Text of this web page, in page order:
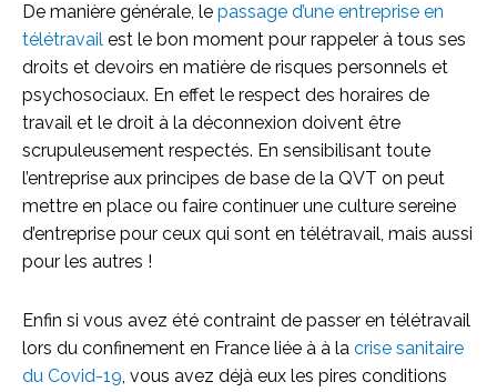
De manière générale, le passage d’une entreprise en
télétravail est le bon moment pour rappeler à tous ses
droits et devoirs en matière de risques personnels et
psychosociaux. En effet le respect des horaires de
travail et le droit à la déconnexion doivent être
scrupuleusement respectés. En sensibilisant toute
l’entreprise aux principes de base de la QVT on peut
mettre en place ou faire continuer une culture sereine
d’entreprise pour ceux qui sont en télétravail, mais aussi
pour les autres !
Enfin si vous avez été contraint de passer en télétravail
lors du confinement en France liée à à la crise sanitaire
du Covid-19, vous avez déjà eux les pires conditions